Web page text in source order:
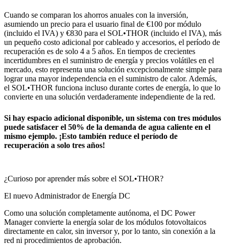
Cuando se comparan los ahorros anuales con la inversión,
asumiendo un precio para el usuario final de €100 por módulo
(incluido el IVA) y €830 para el SOL•THOR (incluido el IVA), más
un pequeño costo adicional por cableado y accesorios, el período de
recuperación es de solo 4 a 5 años. En tiempos de crecientes
incertidumbres en el suministro de energía y precios volátiles en el
mercado, esto representa una solución excepcionalmente simple para
lograr una mayor independencia en el suministro de calor. Además,
el SOL•THOR funciona incluso durante cortes de energía, lo que lo
convierte en una solución verdaderamente independiente de la red.
Si hay espacio adicional disponible, un sistema con tres módulos
puede satisfacer el 50% de la demanda de agua caliente en el
mismo ejemplo. ¡Esto también reduce el período de
recuperación a solo tres años!
¿Curioso por aprender más sobre el SOL•THOR?
El nuevo Administrador de Energía DC
Como una solución completamente autónoma, el DC Power
Manager convierte la energía solar de los módulos fotovoltaicos
directamente en calor, sin inversor y, por lo tanto, sin conexión a la
red ni procedimientos de aprobación.